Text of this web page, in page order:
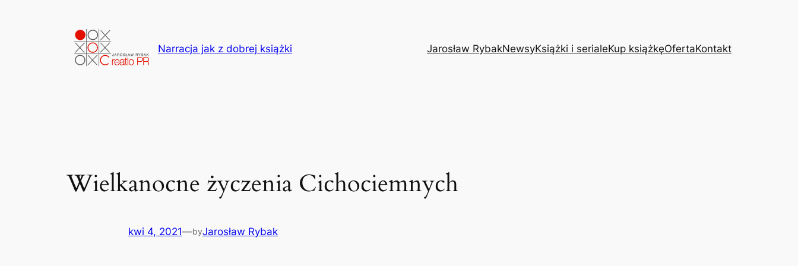
Narracja jak z dobrej książki Jarosław RybakNewsyKsiążki i serialeKup książkęOfertaKontakt
Wielkanocne życzenia Cichociemnych
kwi 4, 2021—byJarosław Rybak